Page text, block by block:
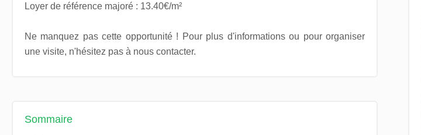
Loyer de référence majoré : 13.40€/m²
Ne manquez pas cette opportunité ! Pour plus d'informations ou pour organiser
une visite, n'hésitez pas à nous contacter.
Sommaire